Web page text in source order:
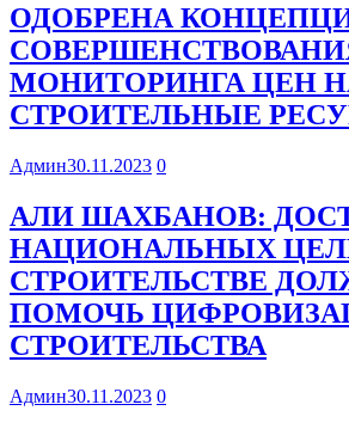
ОДОБРЕНА
МОНИТОРИНГА ЦЕН
СТРОИТЕЛЬНЫЕ
Админ30.11.2023 0
АЛИ ШАХБАНОВ:
НАЦИОНАЛЬНЫХ
СТРОИТЕЛЬСТВЕ
ПОМОЧЬ
СТРОИТЕЛЬСТВА
Админ30.11.2023 0